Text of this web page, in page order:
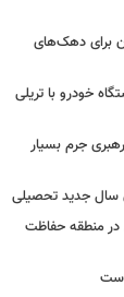
برای دهک‌های
خودرو با تریلی
جرم بسیار
سال جدید تحصیلی
در منطقه حفاظت